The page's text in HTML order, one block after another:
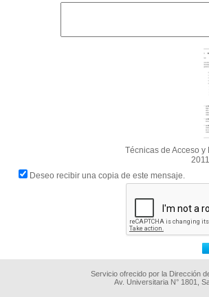
Técnicas de Acceso
Deseo recibir una copia de este mensaje.
Servicio ofrecido por la Dirección
Av. Universitaria N° 1801,